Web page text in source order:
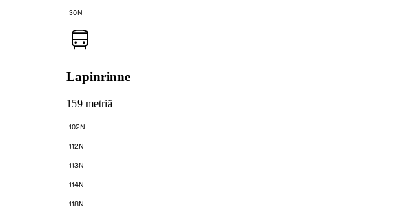
30N
Lapinrinne
159 metriä
102N
112N
113N
114N
118N